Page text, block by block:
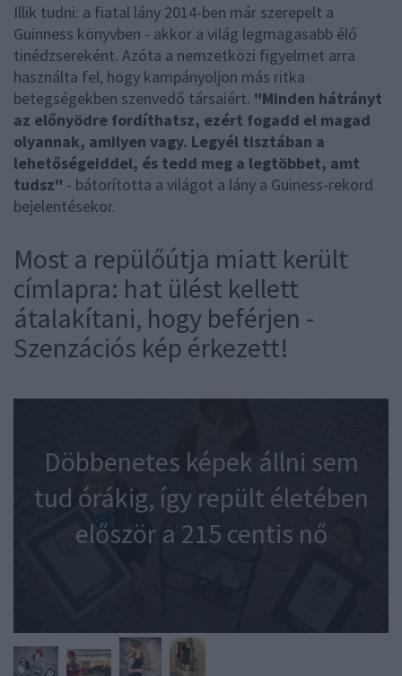
Illik tudni: a fiatal lány 2014-ben már szerepelt a
Guinness könyvben - akkor a világ legmagasabb élő
tinédzsereként. Azóta a nemzetközi figyelmet arra
használta fel, hogy kampányoljon más ritka
betegségekben szenvedő társaiért. "Minden hátrányt
az előnyödre fordíthatsz, ezért fogadd el magad
olyannak, amilyen vagy. Legyél tisztában a
lehetőségeiddel, és tedd meg a legtöbbet, amt
tudsz" - bátorította a világot a lány a Guiness-rekord
bejelentésekor.
Most a repülőútja miatt került
címlapra: hat ülést kellett
átalakítani, hogy beférjen -
Szenzációs kép érkezett!
Döbbenetes képek állni sem
tud órákig, így repült életében
először a 215 centis nő